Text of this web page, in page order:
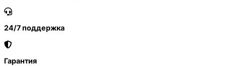
24/7 поддержка
Гарантия